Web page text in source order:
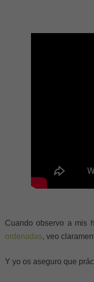
Cuando observo a mis
ordenadas, veo
Y yo os aseguro que